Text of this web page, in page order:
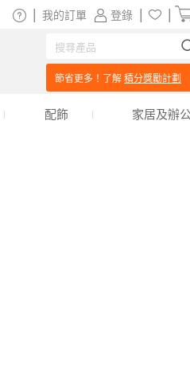
登錄
我的訂單
節省更多！了解 積分獎勵計劃
配飾 家居及辦